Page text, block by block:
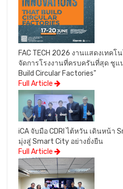
FAC TECH 2026 งานแสดงเทค
จัดการโรงงานที่ครบครันที่สุด ชู
Build Circular Factories"
Full Article
iCA จับมือ CDRI ไต้หวัน เดินหน้า
มุ่งสู่ Smart City อย่างยั่งยืน
Full Article